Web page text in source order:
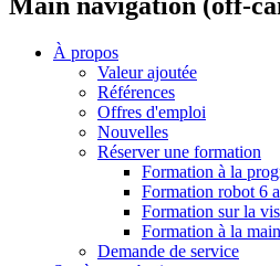
À propos
Valeur ajoutée
Références
Offres d'emploi
Nouvelles
Réserver une formation
Formation à la
Formation robot 6
Formation sur la
Formation à la
Demande de service